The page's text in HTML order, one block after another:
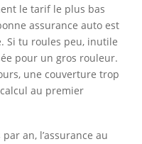
le tarif le plus bas
assurance auto est
Si tu roules peu, inutile
pour un gros rouleur.
une couverture trop
au premier
an, l’assurance au